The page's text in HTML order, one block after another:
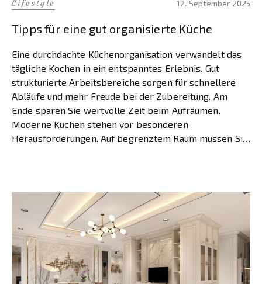
Lifestyle 12. September 2025
Tipps für eine gut organisierte Küche
Eine durchdachte Küchenorganisation verwandelt das
tägliche Kochen in ein entspanntes Erlebnis. Gut
strukturierte Arbeitsbereiche sorgen für schnellere
Abläufe und mehr Freude bei der Zubereitung. Am
Ende sparen Sie wertvolle Zeit beim Aufräumen.
Moderne Küchen stehen vor besonderen
Herausforderungen. Auf begrenztem Raum müssen Sie